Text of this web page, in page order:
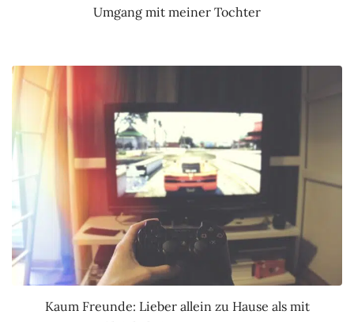
Umgang mit meiner Tochter
Kaum Freunde: Lieber allein zu Hause als mit